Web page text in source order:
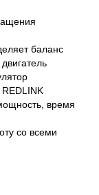
баланс
время
со всеми